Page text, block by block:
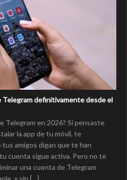
Telegram definitivamente desde el
Telegram en 2026? Si pensaste
la app de tu móvil, te
amigos digan que te han
cuenta sigue activa. Pero no te
una cuenta de Telegram
y sin […]